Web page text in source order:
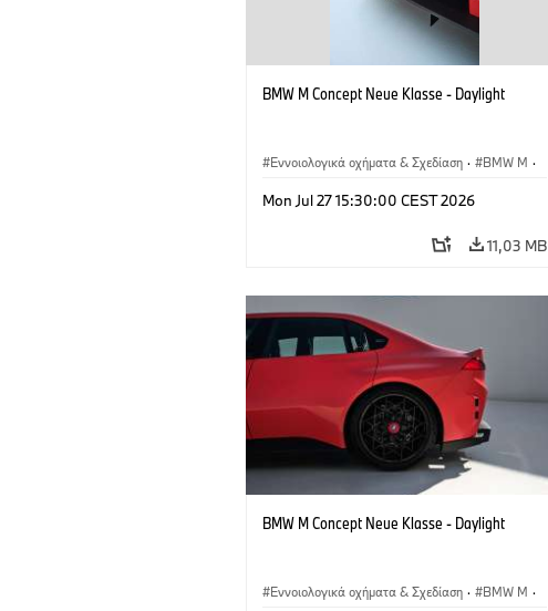
BMW M Concept Neue Klasse - Daylight
Εννοιολογικά οχήματα & Σχεδίαση · BMW M ·
Mon Jul 27 15:30:00 CEST 2026
11,03 MB
BMW M Concept Neue Klasse - Daylight
Εννοιολογικά οχήματα & Σχεδίαση · BMW M ·